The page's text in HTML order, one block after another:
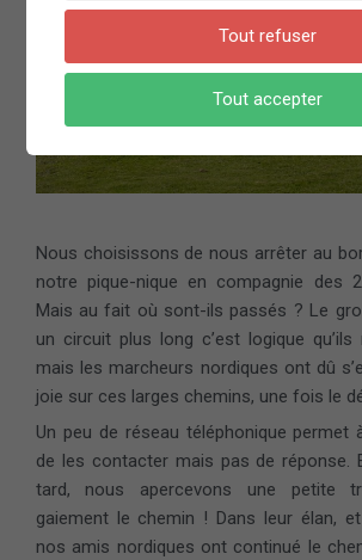
Nous choisissons de nous arrêter au
notre pique-nique en compagnie des
Mais au fait où sont-ils passés ? Le
un circuit plus long c’est logique
mais les marcheurs nordiques ont dû
joie sur ces larges chemins, une fois le
Un peu de réseau téléphonique permet
de les contacter mais pas de réponse.
tard, nous apercevons une petite
gaiement le chemin ! Dans leur élan,
nos amis nordiques ont continué le
Tout refuser
Tout accepter